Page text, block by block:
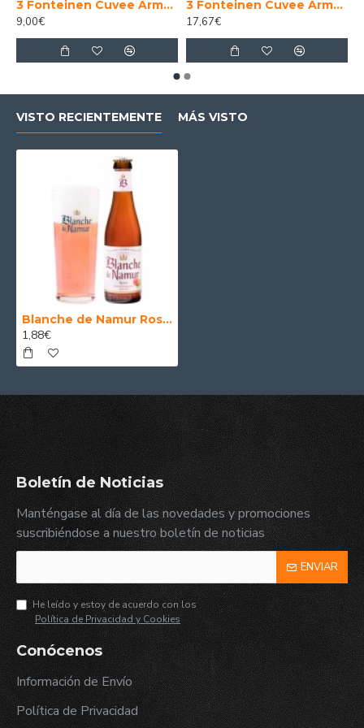
3 Fonteinen Cuvee Armand . Gaston - Cerveza Belga Lambic Gueuze 37,5cl
9,00€
3 Fonteinen Cuvee Armand . Gaston - Cerveza Belga Lambic Gueuze 75 cl.
17,67€
VISTO RECIENTEMENTE MÁS VISTO
Blanche de Namur Rosee Cerveza Belga Lambic Frambuesa 25 Cl
1,88€
Boletín de Noticias
Manténgase al día de las novedades y promociones
suscribiéndose a nuestro boletín de noticias
ENVIAR
He leído y estoy de acuerdo con los
Política de Privacidad y Cookies
Conócenos
Información de Envío
Política de Privacidad